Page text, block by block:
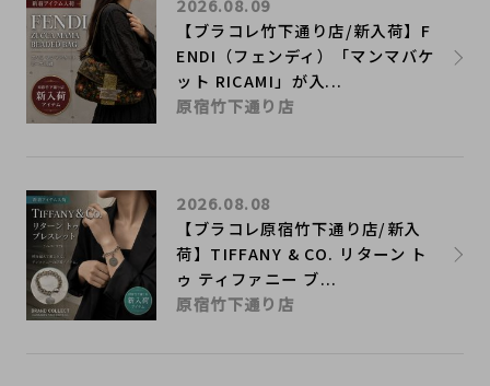
【ブラコレ竹下通り店/新入荷】F
ENDI（フェンディ）「マンマバケ
ット RICAMI」が入...
2026.08.09
原宿竹下通り店
【ブラコレ原宿竹下通り店/新入
荷】TIFFANY & CO. リターン ト
ゥ ティファニー ブ...
2026.08.08
原宿竹下通り店